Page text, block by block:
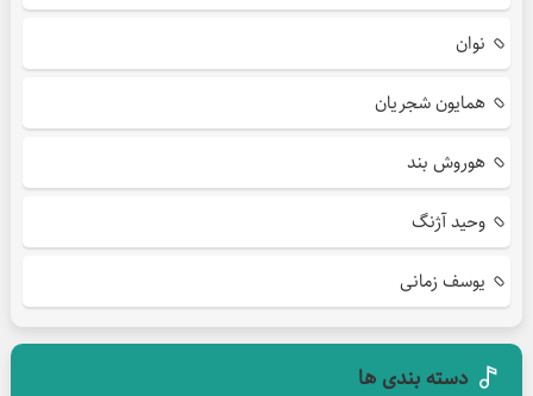
نوان
همایون شجریان
هوروش بند
وحید آژنگ
یوسف زمانی
دسته بندی ها